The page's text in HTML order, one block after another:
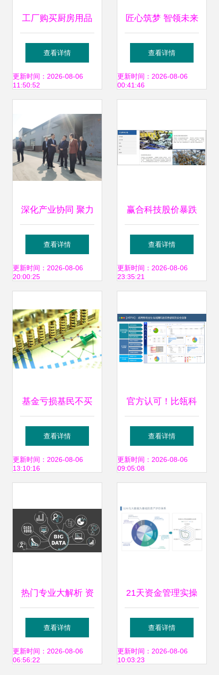
工厂购买厨房用品
的账务处理与投资
咨询要点
查看详情
更新时间：2026-08-06
11:50:52
匠心筑梦 智领未来
博创智能入选国家
智能制造试点示范
产融结合与创新路
径
查看详情
更新时间：2026-08-06
00:41:46
深化产业协同 聚力
高质量发展——日
照盐粮集团赴莒县
查看详情
更新时间：2026-08-06
20:00:25
赢合科技股价暴跌
6.17% 增收不增利
与溢价收购引发市
查看详情
更新时间：2026-08-06
23:35:21
基金亏损基民不买
单了 南方瑞合三年
退还超三千万管理
查看详情
更新时间：2026-08-06
13:10:16
官方认可！比瓴科
技荣获专精特新企
业认定，投资管理
查看详情
更新时间：2026-08-06
09:05:08
热门专业大解析 资
产管理行业的前景
与高薪之谜
查看详情
更新时间：2026-08-06
06:56:22
21天资金管理实操
班第4节 资金预测
模型-1 资产管理的
查看详情
更新时间：2026-08-06
10:03:23